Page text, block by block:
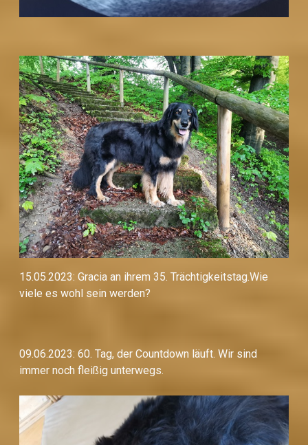
15.05.2023: Gracia an ihrem 35. Trächtigkeitstag.Wie
viele es wohl sein werden?
09.06.2023: 60. Tag, der Countdown läuft. Wir sind
immer noch fleißig unterwegs.